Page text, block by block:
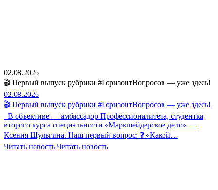
02.08.2026
🎬 Первый выпуск рубрики #ГоризонтВопросов — уже здесь!
02.08.2026
🎬 Первый выпуск рубрики #ГоризонтВопросов — уже здесь!
В объективе — амбассадор Профессионалитета, студентка
второго курса специальности «Маркшейдерское дело» —
Ксения Шульгина. Наш первый вопрос: ❓ «Какой…
Читать новость Читать новость